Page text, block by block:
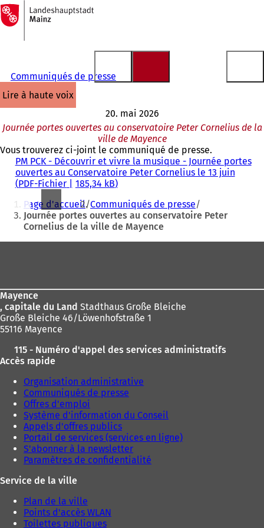
Accéder au contenu
Vers
la
page
d'accueil
Communiqués de presse
lire à haute voix
20. mai 2026
Journée portes ouvertes au conservatoire Peter Cornelius de la
ville de Mayence
Vous trouverez ci-joint le communiqué de presse.
PM PCK - Découvrir et vivre la musique - Journée portes
ouvertes au Conservatoire Peter Cornelius le 13 juin
PDF-Fichier 185,34 kB
Vous
êtes
:
Page d'accueil Communiqués de presse
Journée portes ouvertes au conservatoire Peter
Cornelius de la ville de Mayence
Mayence
, capitale du Land Stadthaus Große Bleiche
Große Bleiche 46/Löwenhofstraße 1
55116 Mayence
115 - Numéro d'appel des services administratifs
Accès rapide
Organisation administrative
Communiqués de presse
Offres d'emploi
Système d'information du Conseil
Appels d'offres publics
Portail de services (services en ligne)
S'abonner à la newsletter
Paramètres de confidentialité
Service de la ville
Plan de la ville
Points d'accès WLAN
Toilettes publiques